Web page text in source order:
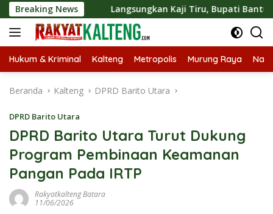
Langsung
ke
konten
Breaking NewsLangsungkan Kaji Tiru, Bupati Bantul Paparkan
Hukum & Kriminal Kalteng Metropolis Murung Raya
Beranda Kalteng DPRD Barito Utara
DPRD Barito Utara
DPRD Barito Utara Turut Dukung
Program Pembinaan Keamanan
Pangan Pada IRTP
Rakyatkalteng Batara
11/06/2026